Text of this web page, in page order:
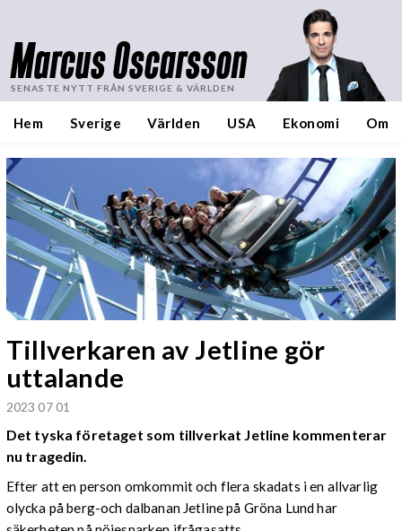
Marcus Oscarsson
SENASTE NYTT FRÅN SVERIGE & VÄRLDEN
Hem Sverige Världen USA Ekonomi Om
Tillverkaren av Jetline gör
uttalande
2023 07 01
Det tyska företaget som tillverkat Jetline kommenterar
nu tragedin.
Efter att en person omkommit och flera skadats i en allvarlig
olycka på berg-och dalbanan Jetline på Gröna Lund har